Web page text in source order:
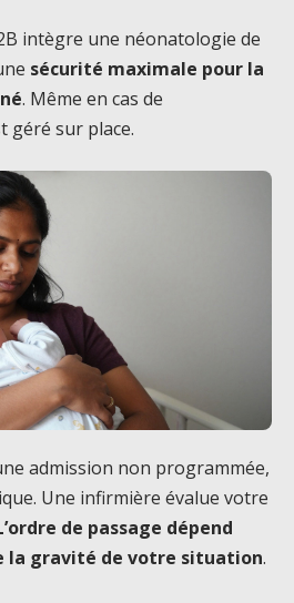
intègre une néonatologie de
sécurité maximale pour la
. Même en cas de
géré sur place.
admission non programmée,
Une infirmière évalue votre
de passage dépend
la gravité de votre situation.